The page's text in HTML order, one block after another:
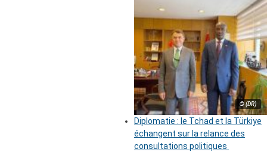
© (DR)
Diplomatie : le Tchad et la Türkiye
échangent sur la relance des
consultations politiques